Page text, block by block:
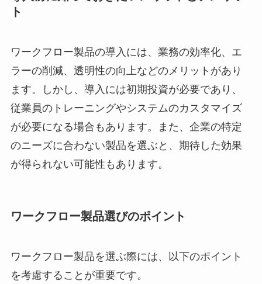
ト
ワークフロー製品の導入には、業務の効率化、エ
ラーの削減、透明性の向上などのメリットがあり
ます。しかし、導入には初期投資が必要であり、
従業員のトレーニングやシステムのカスタマイズ
が必要になる場合もあります。また、企業の特定
のニーズに合わない製品を選ぶと、期待した効果
が得られない可能性もあります。
ワークフロー製品選びのポイント
ワークフロー製品を選ぶ際には、以下のポイント
を考慮することが重要です。